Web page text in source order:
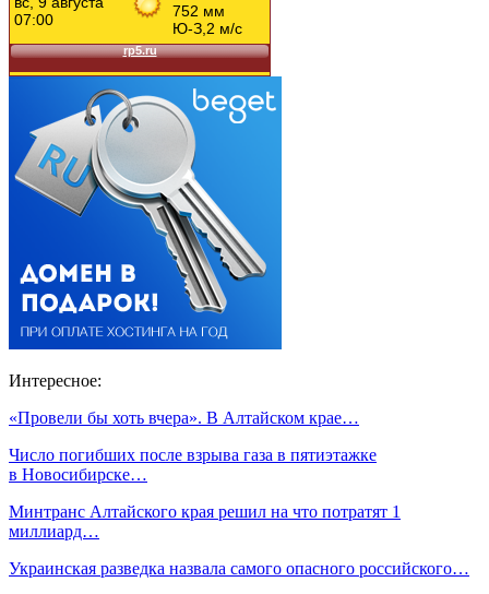
Интересное:
«Провели бы хоть вчера». В Алтайском крае…
Число погибших после взрыва газа в пятиэтажке
в Новосибирске…
Минтранс Алтайского края решил на что потратят 1
миллиард…
Украинская разведка назвала самого опасного российского…